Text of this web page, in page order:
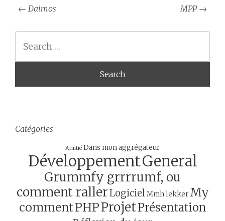
Post
← Daimos MPP →
Catégories
Amitié Dans mon aggrégateur
DéveloppementGeneral
Grummfy grrrrumf, ou
comment rallerLogiciel Mmh lekker My
commentPHPProjetPrésentation